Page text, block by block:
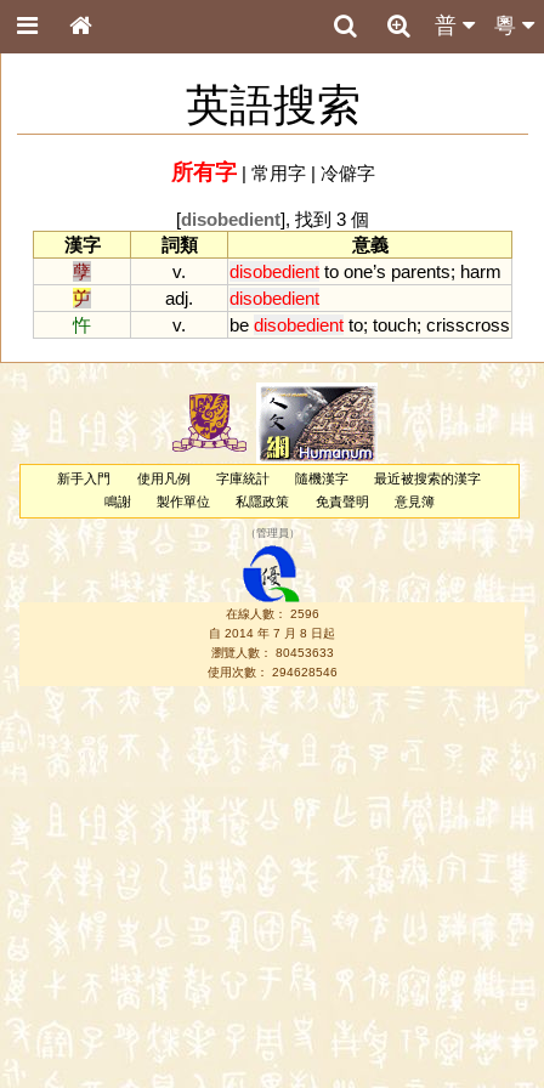
粵
普
英語搜索
所有字| 常用字| 冷僻字
[disobedient], 找到 3 個
漢字
詞類
意義
孽
v. disobedient to one’s parents; harm
屰
adj.
disobedient
忤
v. be disobedient to; touch; crisscross
新手入門 使用凡例 字庫統計 隨機漢字
最近被搜索的漢字
鳴謝
製作單位 私隱政策 免責聲明 意見簿
（管理員 ）
在線人數： 2596
自 2014 年 7 月 8 日起
瀏覽人數： 80453633
使用次數： 294628546